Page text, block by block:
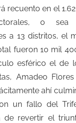
recuento en el
o sea
a 13 distritos, el
fueron 10 mil
esférico el de
Amadeo
ahí
un fallo del
de revertir el